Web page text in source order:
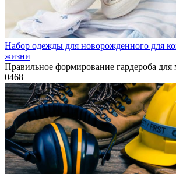
Набор одежды для новорожденного для
жизни
Правильное формирование гардероба
0468